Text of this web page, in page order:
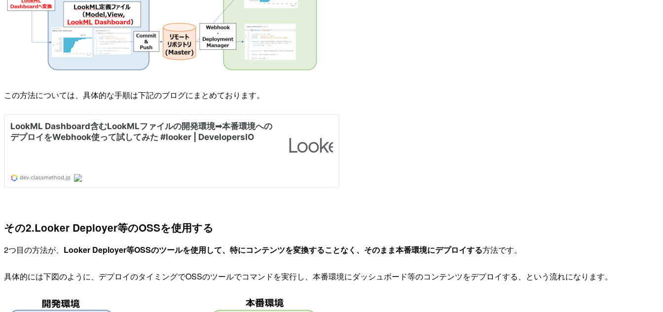
この方法については、具体的な手順は下記のブログにまとめております。
その2.Looker Deployer等のOSSを使用する
2つ目の方法が、 Looker Deployer等OSSのツールを使用して、特にコンテンツを変換することなく、そのまま本番環境にデプロイする方法です。
具体的には下図のように、デプロイのタイミングでOSSのツールでコマンドを実行し、本番環境にダッシュボード等のコンテンツをデプロイする、という流れになります。